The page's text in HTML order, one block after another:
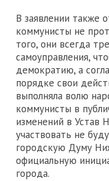
В заявлении также
коммунисты не
того, они всегда
самоуправления,
демократию, а
порядке свои
выполняла волю
коммунисты в
изменений в Устав
участвовать не
городскую Думу
официальную
города.